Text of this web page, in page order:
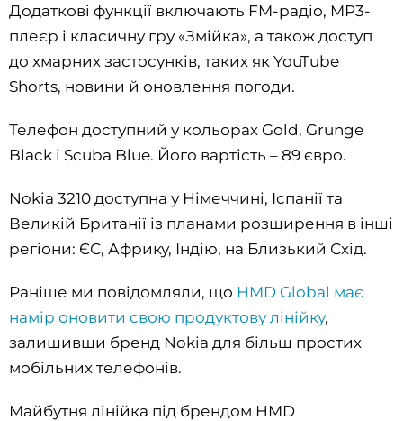
Додаткові функції включають FM-радіо, MP3-
плеєр і класичну гру «Змійка», а також доступ
до хмарних застосунків, таких як YouTube
Shorts, новини й оновлення погоди.
Телефон доступний у кольорах Gold, Grunge
Black і Scuba Blue. Його вартість – 89 євро.
Nokia 3210 доступна у Німеччині, Іспанії та
Великій Британії із планами розширення в інші
регіони: ЄС, Африку, Індію, на Близький Схід.
Раніше ми повідомляли, що HMD Global має
намір оновити свою продуктову лінійку,
залишивши бренд Nokia для більш простих
мобільних телефонів.
Майбутня лінійка під брендом HMD